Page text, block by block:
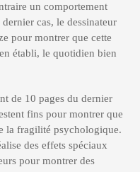
un comportement
cas, le dessinateur
pour montrer que cette
établi, le quotidien bien
de 10 pages du dernier
fins pour montrer que
la fragilité psychologique.
des effets spéciaux
pour montrer des